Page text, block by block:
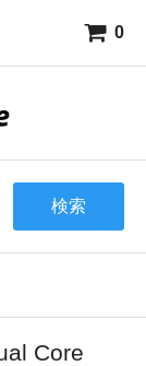
0
検索
Core